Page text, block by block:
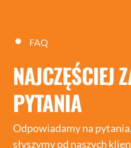
FAQ
NAJCZĘŚCIEJ
PYTANIA
Odpowiadamy na
słyszymy od naszych